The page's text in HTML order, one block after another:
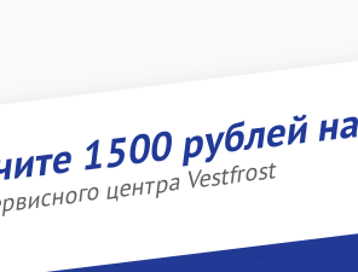
1500 рублей
центра Vestfrost